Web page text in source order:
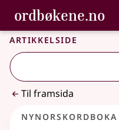
Gå til
Tilgjenge
ordbøkene.no,
Bokmålsordboka og
Artikkelside
Til framsida
Nynorskordboka